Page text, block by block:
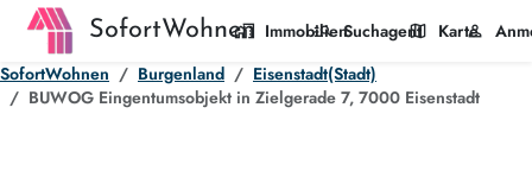
SofortWohnen
home_work Immobilien
manage_search Suchagent
map Karte
person
SofortWohnen
Burgenland
Eisenstadt(Stadt)
BUWOG Eingentumsobjekt in Zielgerade 7, 7000 Eisenstadt